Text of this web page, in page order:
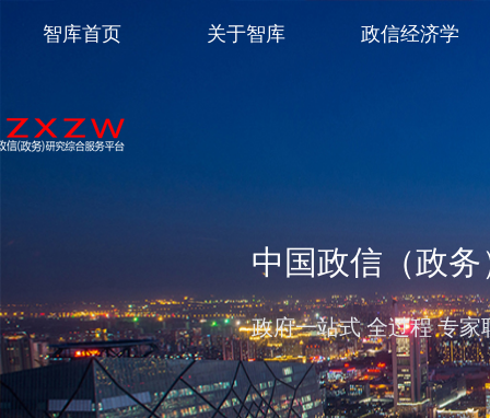
中国政信（政
政府一站式 全过程 专
智库首页 关于智库 政信经济学